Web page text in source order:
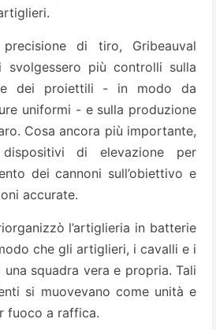
di tiro, Gribeauval
svolgessero più controlli sulla
dei proiettili - in modo da
uniformi - e sulla produzione
Cosa ancora più importante,
di elevazione per
dei cannoni sull’obiettivo e
accurate.
l’artiglieria in batterie
che gli artiglieri, i cavalli e i
squadra vera e propria. Tali
si muovevano come unità e
fuoco a raffica.